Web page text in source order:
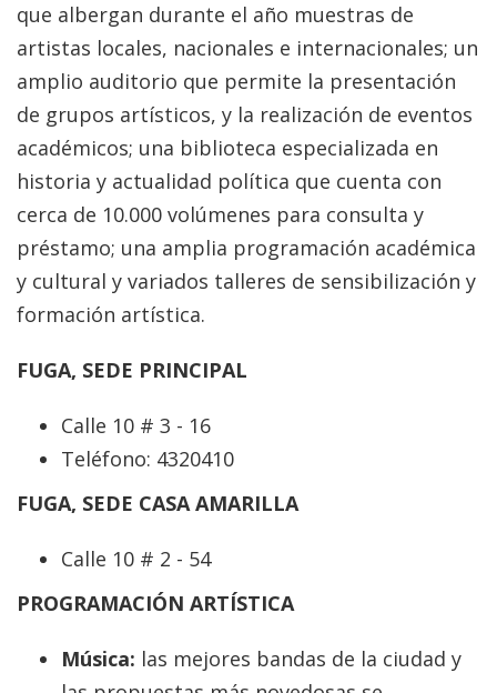
que albergan durante el año muestras de
artistas locales, nacionales e internacionales; un
amplio auditorio que permite la presentación
de grupos artísticos, y la realización de eventos
académicos; una biblioteca especializada en
historia y actualidad política que cuenta con
cerca de 10.000 volúmenes para consulta y
préstamo; una amplia programación académica
y cultural y variados talleres de sensibilización y
formación artística.
FUGA, SEDE PRINCIPAL
Calle 10 # 3 - 16
Teléfono: 4320410
FUGA, SEDE CASA AMARILLA
Calle 10 # 2 - 54
PROGRAMACIÓN ARTÍSTICA
Música: las mejores bandas de la ciudad y